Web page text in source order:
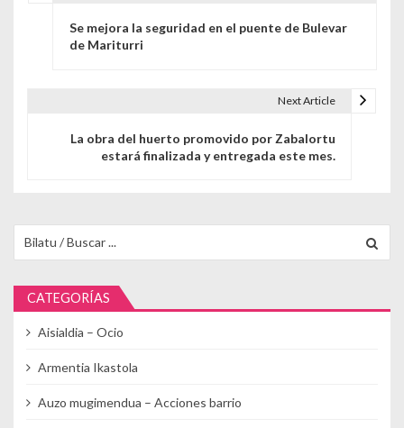
Se mejora la seguridad en el puente de Bulevar
de Mariturri
Next Article
La obra del huerto promovido por Zabalortu
estará finalizada y entregada este mes.
CATEGORÍAS
Aisialdia – Ocio
Armentia Ikastola
Auzo mugimendua – Acciones barrio